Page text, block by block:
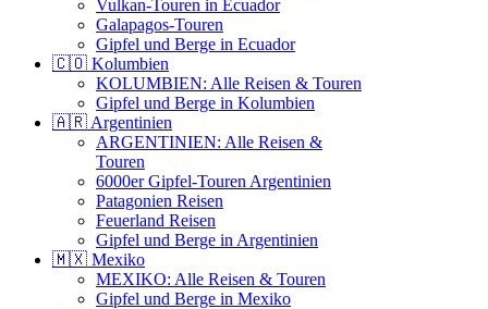
Vulkan-Touren in Ecuador
Galapagos-Touren
Gipfel und Berge in Ecuador
🇨🇴 Kolumbien
KOLUMBIEN: Alle Reisen & Touren
Gipfel und Berge in Kolumbien
🇦🇷 Argentinien
ARGENTINIEN: Alle Reisen &
Touren
6000er Gipfel-Touren Argentinien
Patagonien Reisen
Feuerland Reisen
Gipfel und Berge in Argentinien
🇲🇽 Mexiko
MEXIKO: Alle Reisen & Touren
Gipfel und Berge in Mexiko